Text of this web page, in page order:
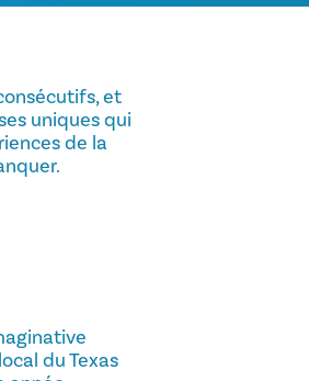
et
uniques qui
de la
du Texas